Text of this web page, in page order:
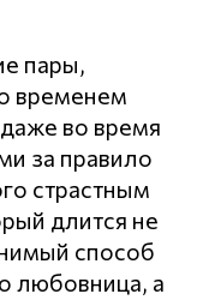
пары,
временем
во время
за правило
страстным
длится не
способ
любовница, а